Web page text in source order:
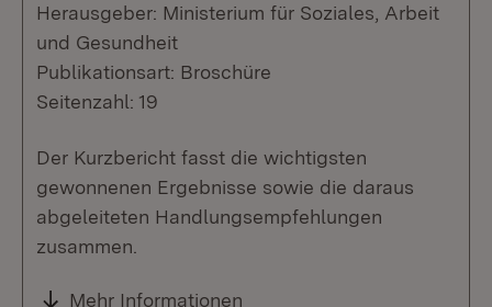
Herausgeber: Ministerium für Soziales, Arbeit
und Gesundheit
Publikationsart: Broschüre
Seitenzahl: 19
Der Kurzbericht fasst die wichtigsten
gewonnenen Ergebnisse sowie die daraus
abgeleiteten Handlungsempfehlungen
zusammen.
Mehr Informationen